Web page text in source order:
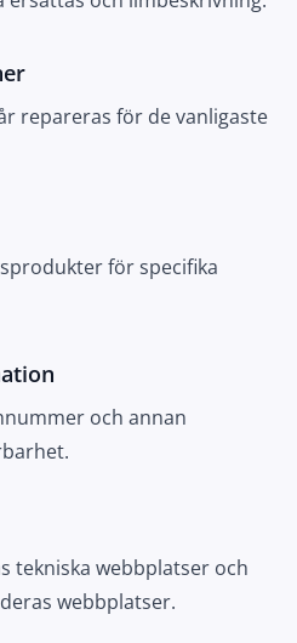
repareras för de vanligaste
för specifika
och annan
tekniska webbplatser och
webbplatser.